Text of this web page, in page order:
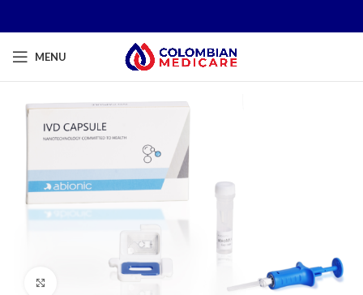
MENU
Click to enlarge